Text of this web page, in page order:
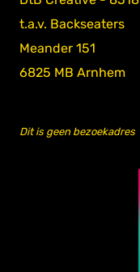
t.a.v. Backseaters
Meander 151
6825 MB Arnhem
Dit is geen bezoekadres